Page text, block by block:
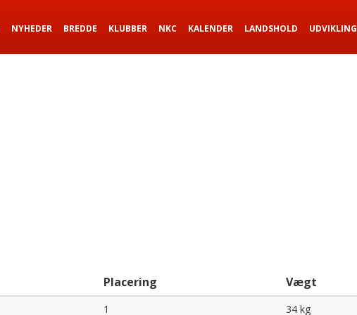
NYHEDER BREDDE KLUBBER NKC KALENDER LANDSHOLD UDVIKLING
Placering Vægt
1 34 kg